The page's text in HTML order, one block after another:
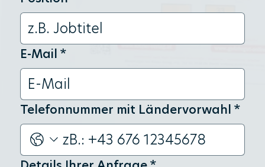
E-Mail *
Telefonnummer mit Ländervorwahl *